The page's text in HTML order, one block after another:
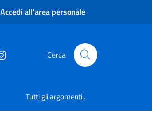
Accedi all'area personale
Cerca
Tutti gli argomenti..